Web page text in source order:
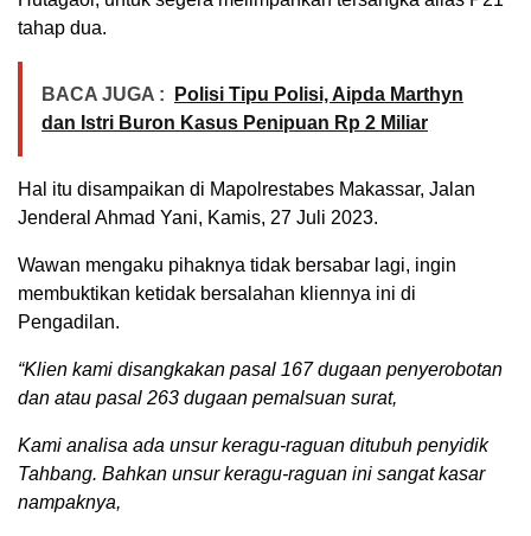
tahap dua.
BACA JUGA :
Polisi Tipu Polisi, Aipda Marthyn
dan Istri Buron Kasus Penipuan Rp 2 Miliar
Hal itu disampaikan di Mapolrestabes Makassar, Jalan
Jenderal Ahmad Yani, Kamis, 27 Juli 2023.
Wawan mengaku pihaknya tidak bersabar lagi, ingin
membuktikan ketidak bersalahan kliennya ini di
Pengadilan.
“Klien kami disangkakan pasal 167 dugaan penyerobotan
dan atau pasal 263 dugaan pemalsuan surat,
Kami analisa ada unsur keragu-raguan ditubuh penyidik
Tahbang. Bahkan unsur keragu-raguan ini sangat kasar
nampaknya,